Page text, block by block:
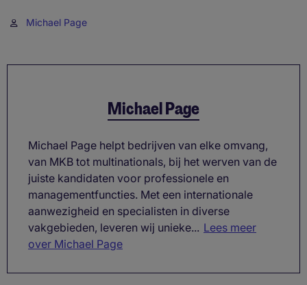
Michael Page
Michael Page
Michael Page helpt bedrijven van elke omvang,
van MKB tot multinationals, bij het werven van de
juiste kandidaten voor professionele en
managementfuncties. Met een internationale
aanwezigheid en specialisten in diverse
vakgebieden, leveren wij unieke... Lees meer
over Michael Page